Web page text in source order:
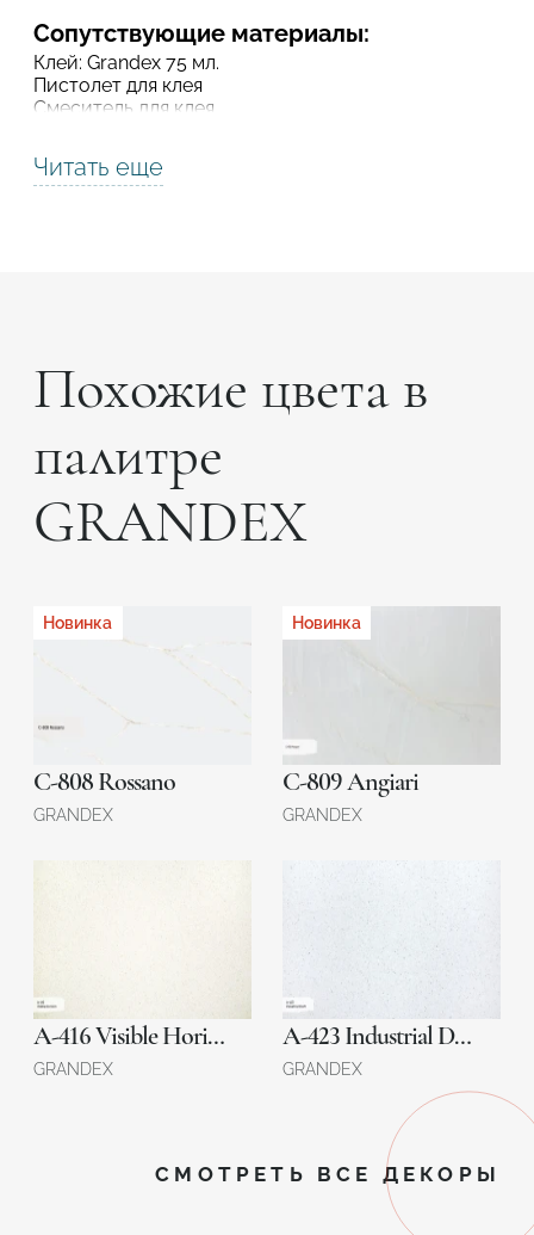
Сопутствующие материалы:
Клей: Grandex 75 мл.
Пистолет для клея
Смеситель для клея
Читать еще
Похожие цвета в
палитре
GRANDEX
Новинка
C-808 Rossano
GRANDEX
Новинка
C-809 Angiari
GRANDEX
A-416 Visible Horizon
GRANDEX
A-423 Industrial Draft
GRANDEX
СМОТРЕТЬ ВСЕ ДЕКОРЫ